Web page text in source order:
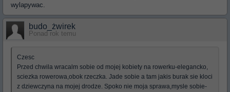
wylapywac.
budo_żwirek
Ponad rok temu
Czesc
Przed chwila wracalm sobie od mojej kobiety na rowerku-elegancko,
sciezka rowerowa,obok rzeczka. Jade sobie a tam jakis burak sie kloci
z dziewczyna na mojej drodze. Spoko nie moja sprawa,mysle sobie-